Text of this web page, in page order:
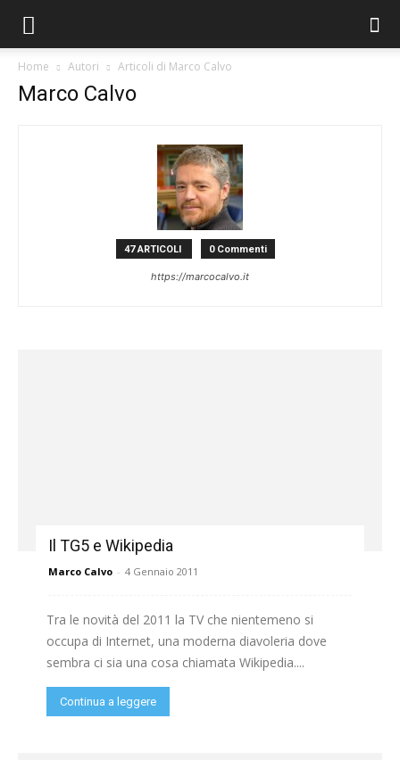
Home Autori Articoli di Marco Calvo
Marco Calvo
47 ARTICOLI 0 Commenti
https://marcocalvo.it
Il TG5 e Wikipedia
Marco Calvo - 4 Gennaio 2011
Tra le novità del 2011 la TV che nientemeno si
occupa di Internet, una moderna diavoleria dove
sembra ci sia una cosa chiamata Wikipedia....
Continua a leggere